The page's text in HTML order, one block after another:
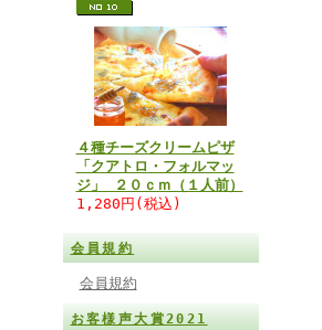
４種チーズクリームピザ
「クアトロ・フォルマッ
ジ」 ２０ｃｍ（１人前）
1,280円(税込)
会員規約
会員規約
お客様声大賞2021